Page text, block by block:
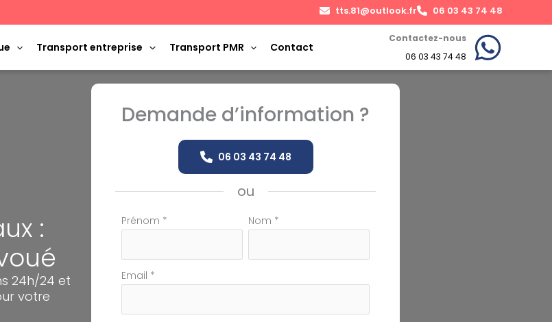
tts.81@outlook.fr 06 03 43 74 48
Transport entreprise Transport PMR Contact
Contactez-nous
06 03 43 74 48
:
24h/24 et
votre
Demande d’information ?
06 03 43 74 48
ou
Formulaire
téléphone
Prénom * Nom *
Email *